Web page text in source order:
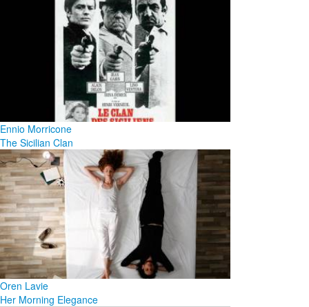
Ennio Morricone
The Sicilian Clan
Oren Lavie
Her Morning Elegance